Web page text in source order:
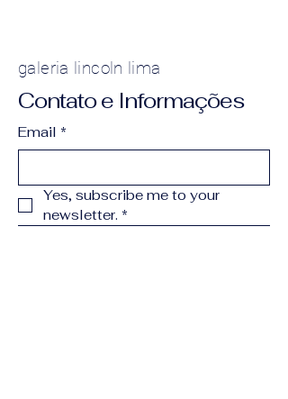
galeria lincoln lima
Contato e Informações
Email *
Yes, subscribe me to your
newsletter. *